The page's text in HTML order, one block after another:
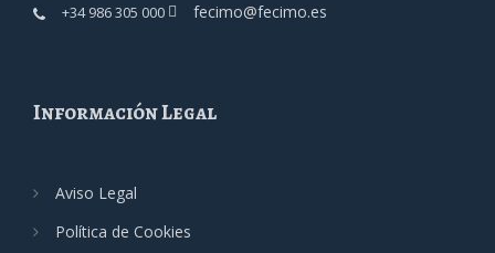
+34 986 305 000
fecimo@fecimo.es
Información Legal
Aviso Legal
Política de Cookies